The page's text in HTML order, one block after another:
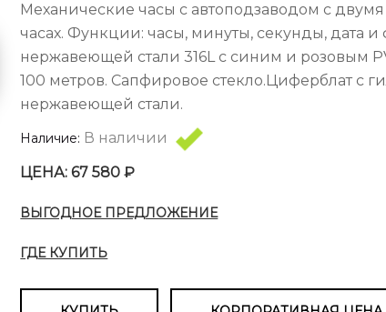
Механические часы с автоподзаводом с
часах. Функции: часы, минуты, секунды, дата и
нержавеющей стали 316L с синим и розовым
100 метров. Сапфировое стекло.Циферблат с
нержавеющей стали.
Наличие: В наличии
ЦЕНА: 67 580 ₽
ВЫГОДНОЕ ПРЕДЛОЖЕНИЕ
ГДЕ КУПИТЬ